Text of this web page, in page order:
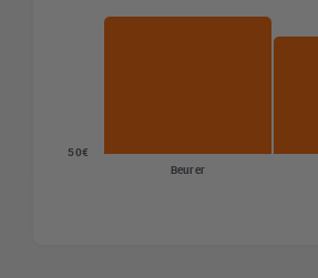
Beurer
50€